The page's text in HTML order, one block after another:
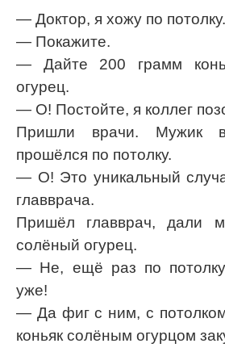
— Доктор, я хожу по потолку.
— Покажите.
— Дайте 200 грамм
огурец.
— О! Постойте, я коллег
Пришли врачи. Мужик
прошёлся по потолку.
— О! Это уникальный
главврача.
Пришёл главврач, дали
солёный огурец.
— Не, ещё раз по потолку
уже!
— Да фиг с ним, с
коньяк солёным огурцом